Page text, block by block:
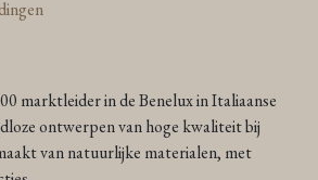
marktleider in de Benelux in Italiaanse
ontwerpen van hoge kwaliteit bij
van natuurlijke materialen, met